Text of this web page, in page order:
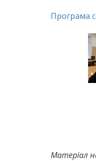
Програма
Матеріал